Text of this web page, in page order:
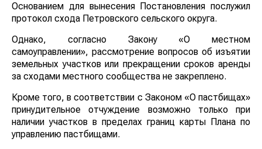
Основанием для вынесения Постановления послужил
протокол схода Петровского сельского округа.
Однако, согласно Закону «О местном
самоуправлении», рассмотрение вопросов об изъятии
земельных участков или прекращении сроков аренды
за сходами местного сообщества не закреплено.
Кроме того, в соответствии с Законом «О пастбищах»
принудительное отчуждение возможно только при
наличии участков в пределах границ карты Плана по
управлению пастбищами.